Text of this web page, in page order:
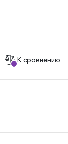
К сравнению